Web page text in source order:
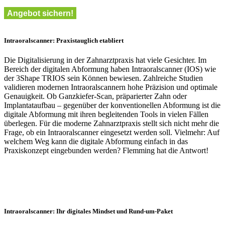
Angebot sichern!
Intraoralscanner: Praxistauglich etabliert
Die Digitalisierung in der Zahnarztpraxis hat viele Gesichter. Im
Bereich der digitalen Abformung haben Intraoralscanner (IOS) wie
der 3Shape TRIOS sein Können bewiesen. Zahlreiche Studien
validieren modernen Intraoralscannern hohe Präzision und optimale
Genauigkeit. Ob Ganzkiefer-Scan, präparierter Zahn oder
Implantataufbau – gegenüber der konventionellen Abformung ist die
digitale Abformung mit ihren begleitenden Tools in vielen Fällen
überlegen. Für die moderne Zahnarztpraxis stellt sich nicht mehr die
Frage, ob ein Intraoralscanner eingesetzt werden soll. Vielmehr: Auf
welchem Weg kann die digitale Abformung einfach in das
Praxiskonzept eingebunden werden? Flemming hat die Antwort!
Intraoralscanner: Ihr digitales Mindset und Rund-um-Paket